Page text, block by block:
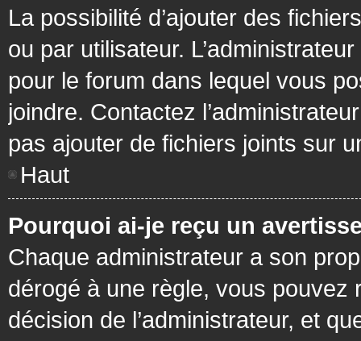
La possibilité d’ajouter des
ou par utilisateur.
pour le forum dans lequel vous
joindre. Contactez
pas ajouter de fichiers joints sur
Haut
Pourquoi ai-je reçu un
Chaque administrateur a son
dérogé à une règle, vous pouvez
décision de l’administrateur, et